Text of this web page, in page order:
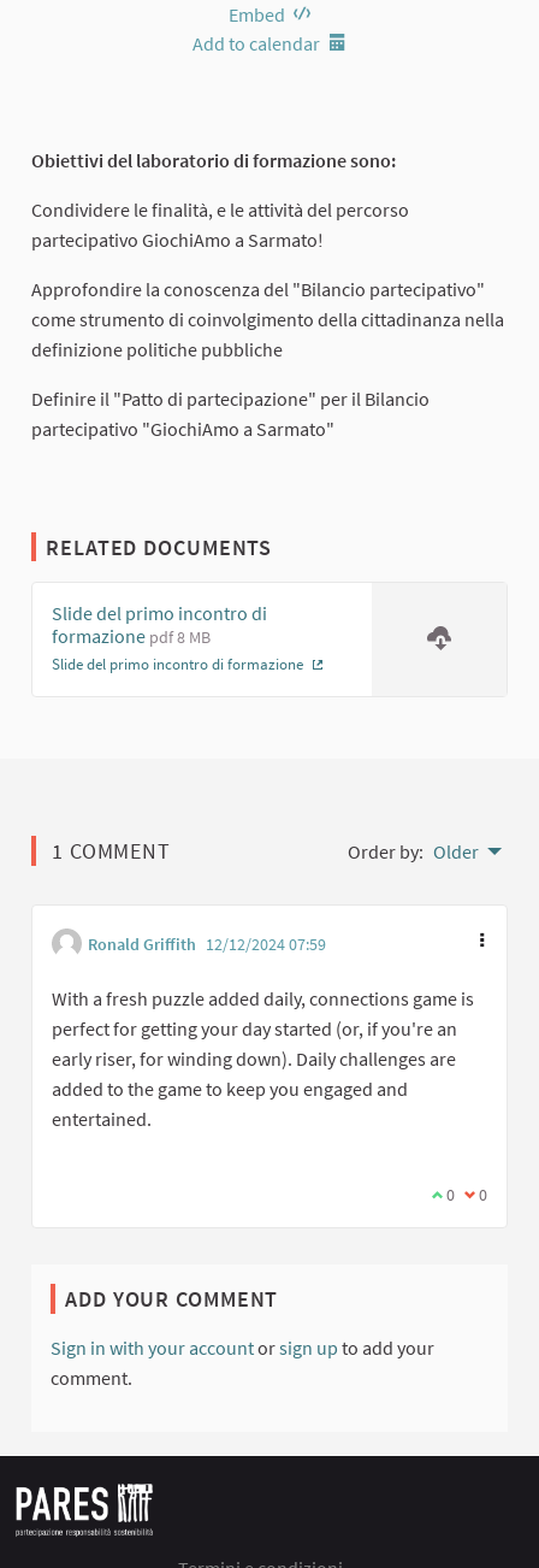
Embed
Add to calendar
Obiettivi del laboratorio di formazione sono:
Condividere le finalità, e le attività del percorso
partecipativo GiochiAmo a Sarmato!
Approfondire la conoscenza del "Bilancio partecipativo"
come strumento di coinvolgimento della cittadinanza nella
definizione politiche pubbliche
Definire il "Patto di partecipazione" per il Bilancio
partecipativo "GiochiAmo a Sarmato"
RELATED DOCUMENTS
Slide del primo incontro di
formazione pdf 8 MB
Slide del primo incontro di formazione
1 COMMENT Order by: Older
Ronald Griffith 12/12/2024 07:59
With a fresh puzzle added daily, connections game is
perfect for getting your day started (or, if you're an
early riser, for winding down). Daily challenges are
added to the game to keep you engaged and
entertained.
I agree with
0 I 0
ADD YOUR COMMENT
Sign in with your accountorsign up to add your
comment.